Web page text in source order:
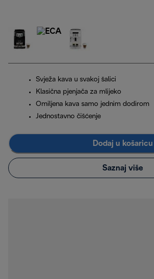
Svježa kava u svakoj šalici
Klasična pjenjača za mlijeko
Omiljena kava samo jednim dodirom
Jednostavno čišćenje
Dodaj u košaricu
Saznaj više